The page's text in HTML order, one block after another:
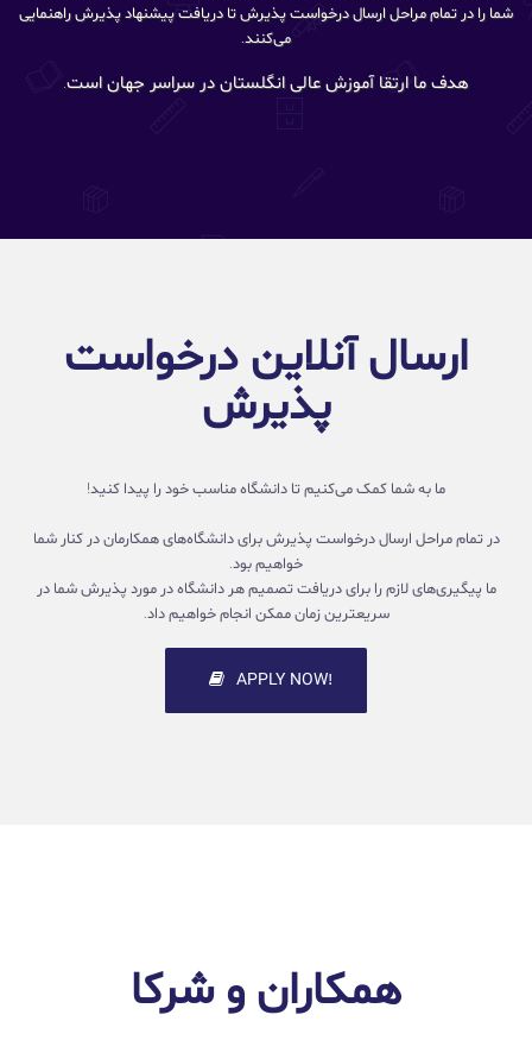
شما را در تمام مراحل ارسال درخواست پذیرش تا دریافت پیشنهاد پذیرش راهنمایی
می‌کنند.
هدف ما ارتقا آموزش عالی انگلستان در سراسر جهان است.
ارسال آنلاین درخواست
پذیرش
ما به شما کمک می‌کنیم تا دانشگاه مناسب خود را پیدا کنید!
در تمام مراحل ارسال درخواست پذیرش برای دانشگاه‌های همکارمان در کنار شما
خواهیم بود.
ما پیگیری‌های لازم را برای دریافت تصمیم هر دانشگاه در مورد پذیرش شما در
سریعترین زمان ممکن انجام خواهیم داد.
!APPLY NOW
همکاران و شرکا